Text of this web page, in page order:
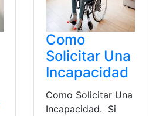
Como
Solicitar Una
Incapacidad
Como Solicitar Una
Incapacidad. Si